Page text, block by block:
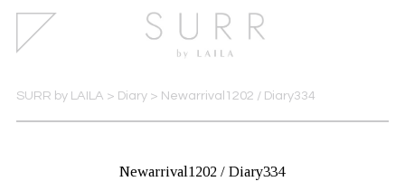
SURR by LAILA > Diary> Newarrival1202 / Diary334
Newarrival1202 / Diary334